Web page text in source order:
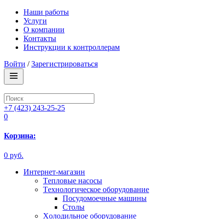
Наши работы
Услуги
О компании
Контакты
Инструкции к контроллерам
Войти /Зарегистрироваться
+7 (423) 243-25-25
0
Корзина:
0 руб.
Интернет-магазин
Tепловые насосы
Tехнологическое оборудование
Посудомоечные машины
Столы
Xолодильное оборудование